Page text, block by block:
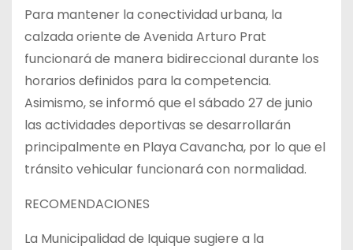
Para mantener la conectividad urbana, la
calzada oriente de Avenida Arturo Prat
funcionará de manera bidireccional durante los
horarios definidos para la competencia.
Asimismo, se informó que el sábado 27 de junio
las actividades deportivas se desarrollarán
principalmente en Playa Cavancha, por lo que el
tránsito vehicular funcionará con normalidad.
RECOMENDACIONES
La Municipalidad de Iquique sugiere a la